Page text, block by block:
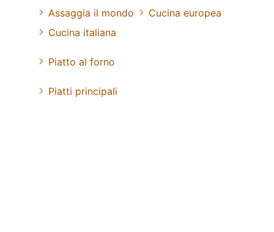
Assaggia il mondo
Cucina europea
Cucina italiana
Piatto al forno
Piatti principali